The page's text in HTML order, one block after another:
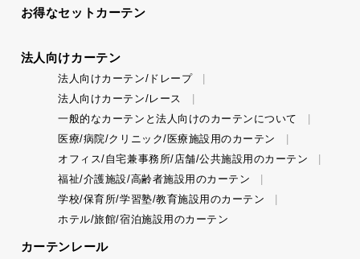
お得なセットカーテン
法人向けカーテン
法人向けカーテン/ドレープ
法人向けカーテン/レース
一般的なカーテンと法人向けのカーテンについて
医療/病院/クリニック/医療施設用のカーテン
オフィス/自宅兼事務所/店舗/公共施設用のカーテン
福祉/介護施設/高齢者施設用のカーテン
学校/保育所/学習塾/教育施設用のカーテン
ホテル/旅館/宿泊施設用のカーテン
カーテンレール